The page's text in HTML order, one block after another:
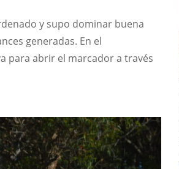
y supo dominar buena
generadas. En el
para abrir el marcador a través